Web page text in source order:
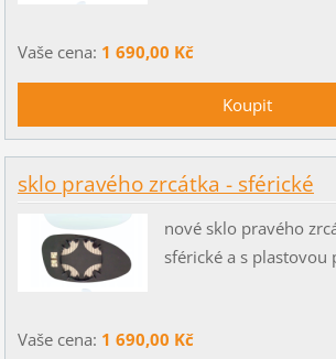
Vaše cena: 1 690,00 Kč
sklo pravého zrcátka - sférické
nové sklo pravého
sférické a s plastovou
Vaše cena: 1 690,00 Kč